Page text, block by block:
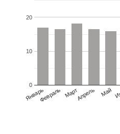
ЯнварьФевраль МартАпрель Май
0
10
20